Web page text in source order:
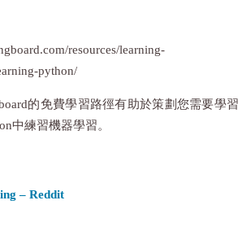
resources/learning-
python/
的免費學習路徑有助於策劃您需要學習
中練習機器學習。
– Reddit